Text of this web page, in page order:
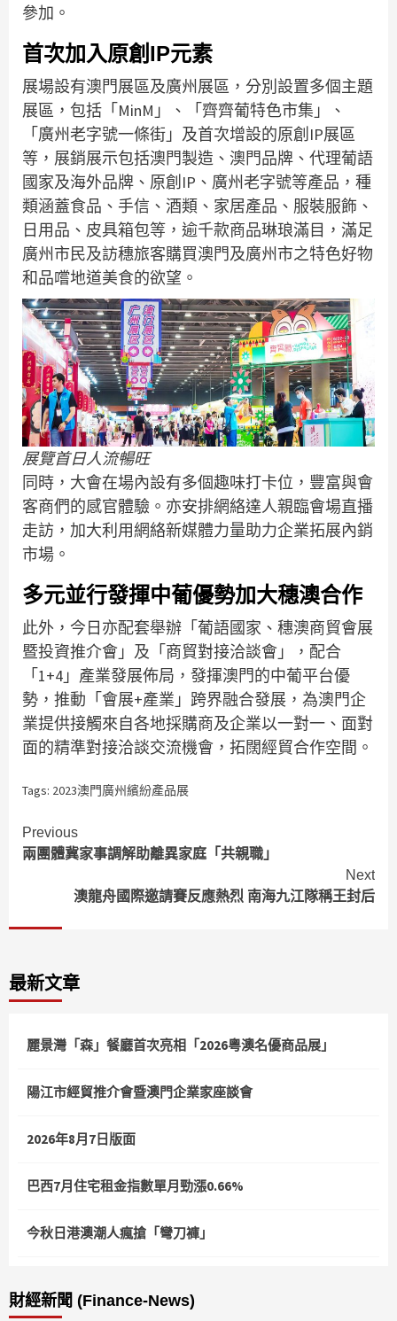
參加。
首次加入原創IP元素
展場設有澳門展區及廣州展區，分別設置多個主題
展區，包括「MinM」、「齊齊葡特色市集」、
「廣州老字號一條街」及首次增設的原創IP展區
等，展銷展示包括澳門製造、澳門品牌、代理葡語
國家及海外品牌、原創IP、廣州老字號等產品，種
類涵蓋食品、手信、酒類、家居產品、服裝服飾、
日用品、皮具箱包等，逾千款商品琳琅滿目，滿足
廣州市民及訪穗旅客購買澳門及廣州市之特色好物
和品嚐地道美食的欲望。
展覽首日人流暢旺
同時，大會在場內設有多個趣味打卡位，豐富與會
客商們的感官體驗。亦安排網絡達人親臨會場直播
走訪，加大利用網絡新媒體力量助力企業拓展內銷
市場。
多元並行發揮中葡優勢加大穗澳合作
此外，今日亦配套舉辦「葡語國家、穗澳商貿會展
暨投資推介會」及「商貿對接洽談會」，配合
「1+4」產業發展佈局，發揮澳門的中葡平台優
勢，推動「會展+產業」跨界融合發展，為澳門企
業提供接觸來自各地採購商及企業以一對一、面對
面的精準對接洽談交流機會，拓闊經貿合作空間。
Tags: 2023澳門廣州繽紛產品展
Continue
Reading
Previous
兩團體冀家事調解助離異家庭「共親職」
Next
澳龍舟國際邀請賽反應熱烈 南海九江隊稱王封后
最新文章
麗景灣「森」餐廳首次亮相「2026粵澳名優商品展」
陽江市經貿推介會暨澳門企業家座談會
2026年8月7日版面
巴西7月住宅租金指數單月勁漲0.66%
今秋日港澳潮人瘋搶「彎刀褲」
財經新聞 (Finance-News)